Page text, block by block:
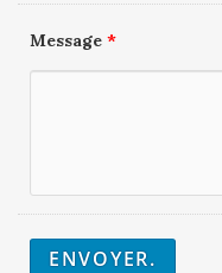
Message *